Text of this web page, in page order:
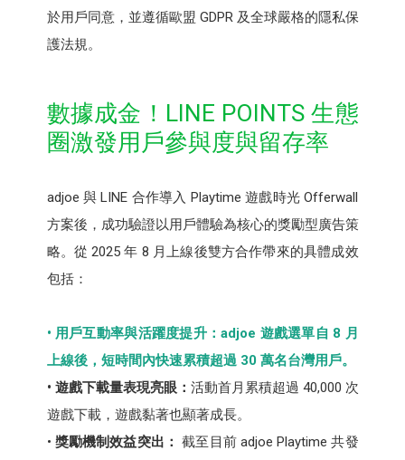
於用戶同意，並遵循歐盟 GDPR 及全球嚴格的隱私保
護法規。
數據成金！LINE POINTS 生態
圈激發用戶參與度與留存率
adjoe 與 LINE 合作導入 Playtime 遊戲時光 Offerwall
方案後，成功驗證以用戶體驗為核心的獎勵型廣告策
略。從 2025 年 8 月上線後雙方合作帶來的具體成效
包括：
• 用戶互動率與活躍度提升：adjoe 遊戲選單自 8 月
上線後，短時間內快速累積超過 30 萬名台灣用戶。
• 遊戲下載量表現亮眼： 活動首月累積超過 40,000 次
遊戲下載，遊戲黏著也顯著成長。
• 獎勵機制效益突出： 截至目前 adjoe Playtime 共發